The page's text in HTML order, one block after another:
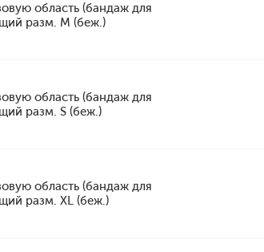
область (бандаж для
разм. M (беж.)
область (бандаж для
разм. S (беж.)
область (бандаж для
разм. XL (беж.)